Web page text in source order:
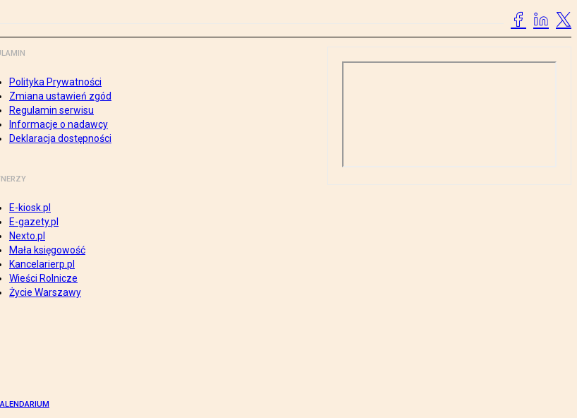
Polityka Prywatności
Zmiana ustawień zgód
Regulamin serwisu
Informacje o nadawcy
Deklaracja dostępności
E-kiosk.pl
E-gazety.pl
Nexto.pl
Mała księgowość
Kancelarierp.pl
Wieści Rolnicze
Życie Warszawy